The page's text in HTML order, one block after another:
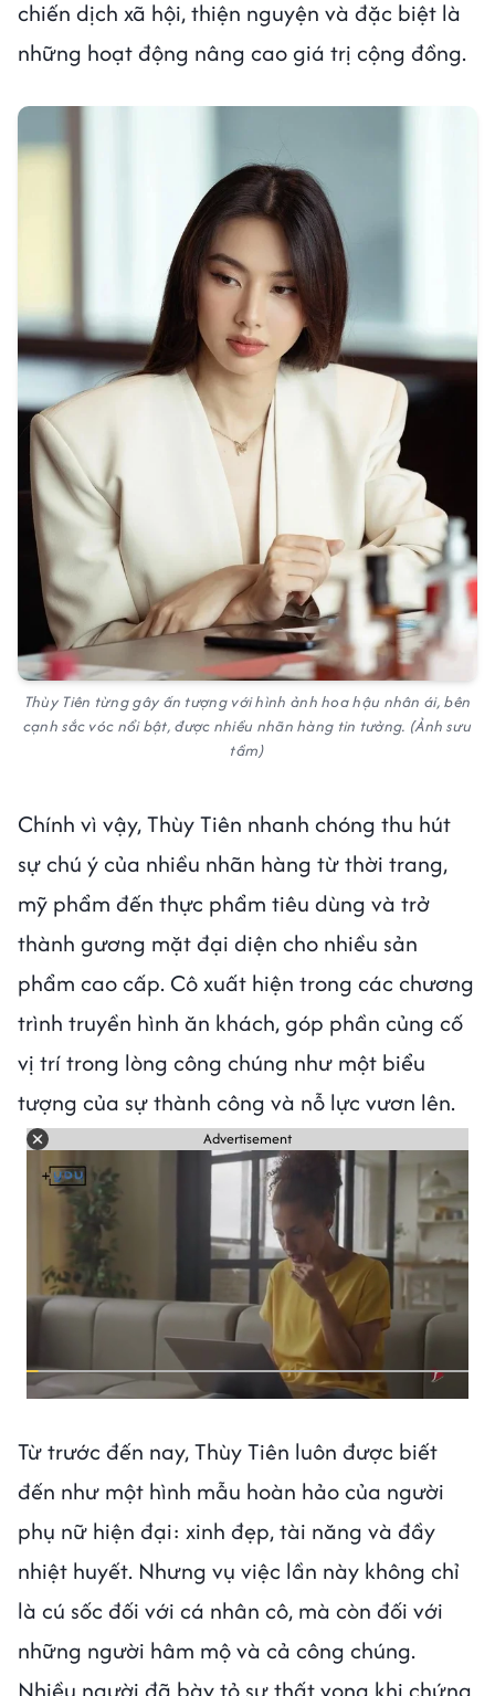
chiến dịch xã hội, thiện nguyện và đặc biệt là
những hoạt động nâng cao giá trị cộng đồng.
Thùy Tiên từng gây ấn tượng với hình ảnh hoa hậu nhân ái, bên
cạnh sắc vóc nổi bật, được nhiều nhãn hàng tin tưởng. (Ảnh sưu
tầm)
Chính vì vậy, Thùy Tiên nhanh chóng thu hút
sự chú ý của nhiều nhãn hàng từ thời trang,
mỹ phẩm đến thực phẩm tiêu dùng và trở
thành gương mặt đại diện cho nhiều sản
phẩm cao cấp. Cô xuất hiện trong các chương
trình truyền hình ăn khách, góp phần củng cố
vị trí trong lòng công chúng như một biểu
tượng của sự thành công và nỗ lực vươn lên.
Advertisement
Từ trước đến nay, Thùy Tiên luôn được biết
đến như một hình mẫu hoàn hảo của người
phụ nữ hiện đại: xinh đẹp, tài năng và đầy
nhiệt huyết. Nhưng vụ việc lần này không chỉ
là cú sốc đối với cá nhân cô, mà còn đối với
những người hâm mộ và cả công chúng.